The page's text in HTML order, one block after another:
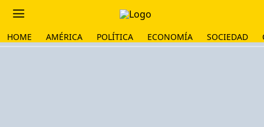
HOME AMÉRICA POLÍTICA ECONOMÍA SOCIEDAD